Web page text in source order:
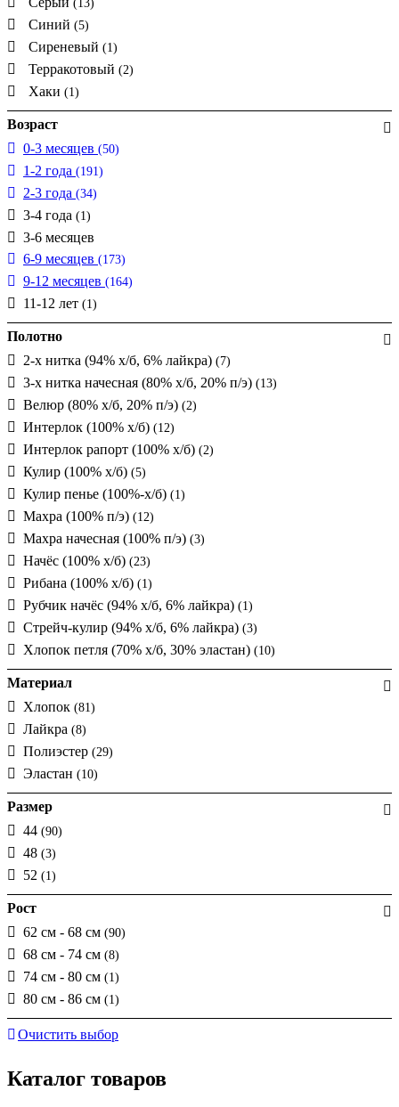
(13)
Синий (5)
Сиреневый (1)
Терракотовый (2)
Хаки (1)
Возраст
0-3 месяцев (50)
1-2 года (191)
2-3 года (34)
3-4 года (1)
3-6 месяцев
6-9 месяцев (173)
9-12 месяцев (164)
11-12 лет (1)
Полотно
2-х нитка (94% х/б, 6% лайкра) (7)
3-х нитка начесная (80% х/б, 20% п/э) (13)
Велюр (80% х/б, 20% п/э) (2)
Интерлок (100% х/б) (12)
Интерлок рапорт (100% х/б) (2)
Кулир (100% х/б) (5)
Кулир пенье (100%-х/б) (1)
Махра (100% п/э) (12)
Махра начесная (100% п/э) (3)
Начёс (100% х/б) (23)
Рибана (100% х/б) (1)
Рубчик начёс (94% х/б, 6% лайкра) (1)
Стрейч-кулир (94% х/б, 6% лайкра) (3)
Хлопок петля (70% х/б, 30% эластан) (10)
Материал
Хлопок (81)
Лайкра (8)
Полиэстер (29)
Эластан (10)
Размер
44 (90)
48 (3)
52 (1)
Рост
62 см - 68 см (90)
68 см - 74 см (8)
74 см - 80 см (1)
80 см - 86 см (1)
Очистить выбор
Каталог товаров